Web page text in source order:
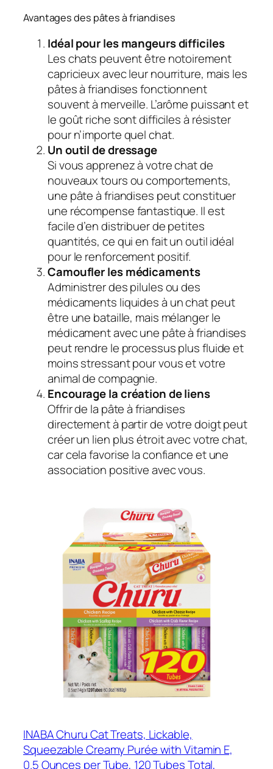
Avantages des pâtes à friandises
Idéal pour les mangeurs difficiles
Les chats peuvent être notoirement
capricieux avec leur nourriture, mais les
pâtes à friandises fonctionnent
souvent à merveille. L’arôme puissant et
le goût riche sont difficiles à résister
pour n’importe quel chat.
Un outil de dressage
Si vous apprenez à votre chat de
nouveaux tours ou comportements,
une pâte à friandises peut constituer
une récompense fantastique. Il est
facile d’en distribuer de petites
quantités, ce qui en fait un outil idéal
pour le renforcement positif.
Camoufler les médicaments
Administrer des pilules ou des
médicaments liquides à un chat peut
être une bataille, mais mélanger le
médicament avec une pâte à friandises
peut rendre le processus plus fluide et
moins stressant pour vous et votre
animal de compagnie.
Encourage la création de liens
Offrir de la pâte à friandises
directement à partir de votre doigt peut
créer un lien plus étroit avec votre chat,
car cela favorise la confiance et une
association positive avec vous.
INABA Churu Cat Treats, Lickable,
Squeezable Creamy Purée with Vitamin E,
0.5 Ounces per Tube, 120 Tubes Total,